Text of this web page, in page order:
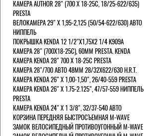
КАМЕРА AUTHOR 28" (700 Х 18-25С, 18/25-622/635)
PRESTA
ВЕЛОКАМЕРА 29" X 1,95-2,125 (50/54-622/630) АВТО
НИППЕЛЬ
ПОКРЫШКА KENDA 12 1/2"Х1,75X2 1/4 K909A
КАМЕРА 28" (700Х18-25С), 60ММ PRESTA. KENDA
КАМЕРА KENDA 28" 700 Х 18-25С PRESTA
КАМЕРА 28"/700 АВТО 48ММ 28/32Х622/630 H.R.T.
КАМЕРА KENDA 26" Х 1,00-1,50", 26/40-559 PRESTA
КАМЕРА KENDA 26" Х 1.75-2.125", 47/57-559 НИППЕЛЬ
PRESTA
КАМЕРА KENDA 24" Х 1 3/8", 32/37-540 АВТО
КОРЗИНА ПЕРЕДНЯЯ БЫСТРОСЪЕМНАЯ M-WAVE
ЗАМОК ВЕЛОСИПЕДНЫЙ ПРОТИВОУГОННЫЙ M-WAVE